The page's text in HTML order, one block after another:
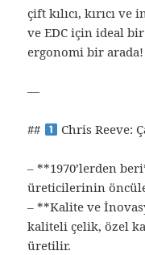
çift kılıcı, kırıcı ve
ve EDC için ideal
ergonomi bir
—
## Chris Reeve:
– **1970’lerden
üreticilerinin
– **Kalite ve
kaliteli çelik, özel
üretilir.